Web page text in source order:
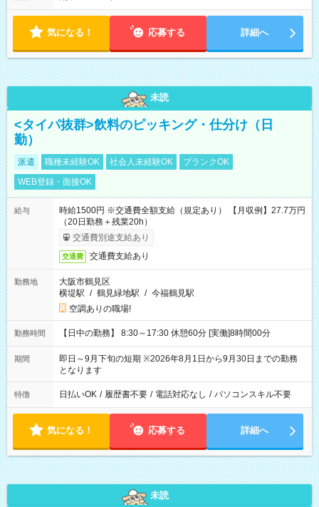
気になる！ 応募する 詳細へ
未読
<タイパ抜群>飲料のピッキング・仕分け（日
勤）
派遣 職種未経験OK 社会人未経験OK
ブランクOK
WEB登録・面接OK
給与
時給1500円 ※交通費全額支給（規定あり） 【月収例】27.7万円
（20日勤務＋残業20h）
交通費別途支給あり
交通費 交通費支給あり
勤務地
大阪市鶴見区
横堤駅 / 鶴見緑地駅 / 今福鶴見駅
空調ありの職場!
勤務時間 【日中の勤務】 8:30～17:30 休憩60分 [実働]8時間00分
期間
即日～9月下旬の短期 ※2026年8月1日から9月30日までの勤務
となります
特徴 日払いOK / 履歴書不要 / 電話対応なし / パソコンスキル不要
気になる！ 応募する 詳細へ
未読